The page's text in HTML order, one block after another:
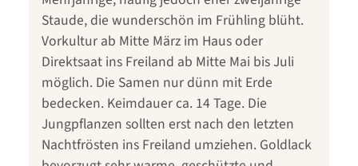
Staude, die wunderschön im Frühling blüht.
Vorkultur ab Mitte März im Haus oder
Direktsaat ins Freiland ab Mitte Mai bis Juli
möglich. Die Samen nur dünn mit Erde
bedecken. Keimdauer ca. 14 Tage. Die
Jungpflanzen sollten erst nach den letzten
Nachtfrösten ins Freiland umziehen. Goldlack